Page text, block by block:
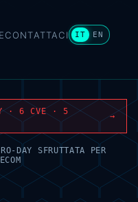
CONTATTACI IT EN
· 6 CVE · 5
→
DAY SFRUTTATA PER